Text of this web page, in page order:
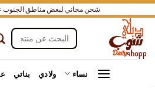
تخطي
للمحتوى
شحن مجاني لبعض مناطق الجنوب
البحث
عن:
نساء ولادي بناتي